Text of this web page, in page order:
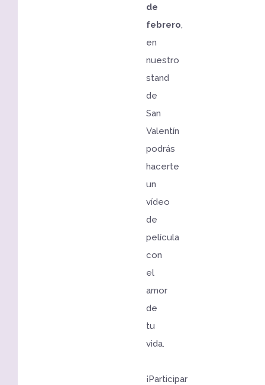
de
febrero,
en
nuestro
stand
de
San
Valentín
podrás
hacerte
un
vídeo
de
película
con
el
amor
de
tu
vida.
¡Participar